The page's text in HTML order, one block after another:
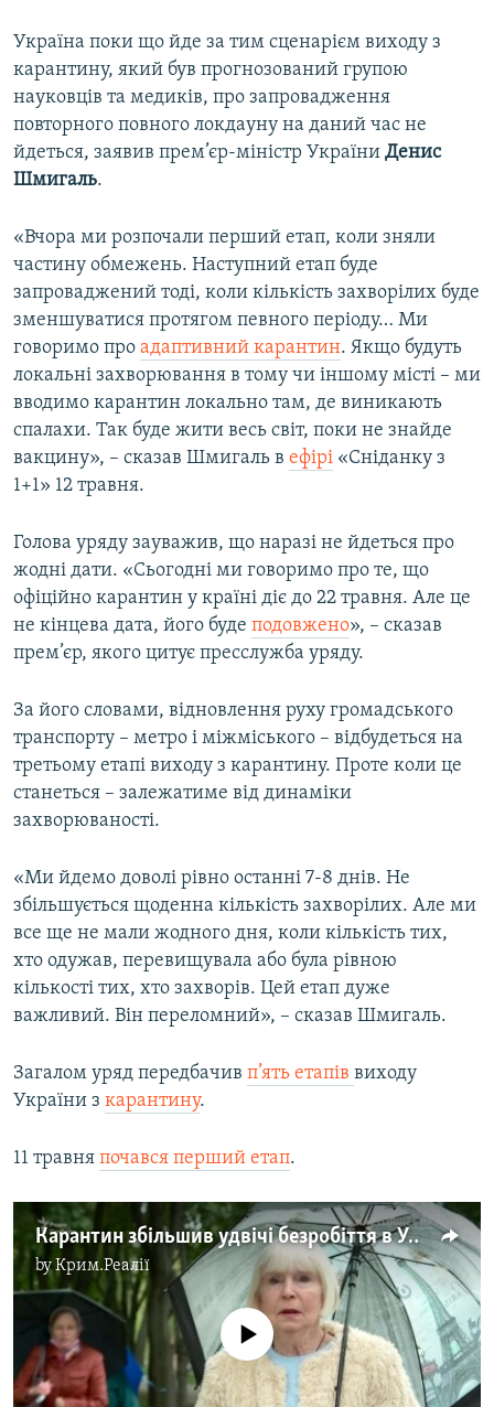
Україна поки що йде за тим сценарієм виходу з
карантину, який був прогнозований групою
науковців та медиків, про запровадження
повторного повного локдауну на даний час не
йдеться, заявив прем’єр-міністр України Денис
Шмигаль.
«Вчора ми розпочали перший етап, коли зняли
частину обмежень. Наступний етап буде
запроваджений тоді, коли кількість захворілих буде
зменшуватися протягом певного періоду… Ми
говоримо про адаптивний карантин. Якщо будуть
локальні захворювання в тому чи іншому місті – ми
вводимо карантин локально там, де виникають
спалахи. Так буде жити весь світ, поки не знайде
вакцину», – сказав Шмигаль в ефірі «Сніданку з
1+1» 12 травня.
Голова уряду зауважив, що наразі не йдеться про
жодні дати. «Сьогодні ми говоримо про те, що
офіційно карантин у країні діє до 22 травня. Але це
не кінцева дата, його буде подовжено», – сказав
прем’єр, якого цитує пресслужба уряду.
За його словами, відновлення руху громадського
транспорту – метро і міжміського – відбудеться на
третьому етапі виходу з карантину. Проте коли це
станеться – залежатиме від динаміки
захворюваності.
«Ми йдемо доволі рівно останні 7-8 днів. Не
збільшується щоденна кількість захворілих. Але ми
все ще не мали жодного дня, коли кількість тих,
хто одужав, перевищувала або була рівною
кількості тих, хто захворів. Цей етап дуже
важливий. Він переломний», – сказав Шмигаль.
Загалом уряд передбачив п’ять етапів виходу
України з карантину.
11 травня почався перший етап.
Карантин збільшив удвічі безробіття в Україні – відеорепортаж
byКрим.Реалії
No media source currently available